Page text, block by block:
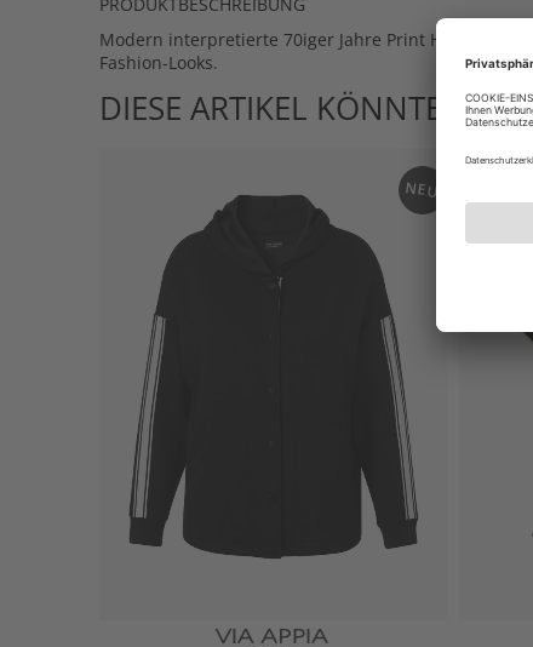
Modern interpretierte 70iger Jahre Print Hose mit
Fashion-Looks.
DIESE ARTIKEL KÖNNTEN
NEU